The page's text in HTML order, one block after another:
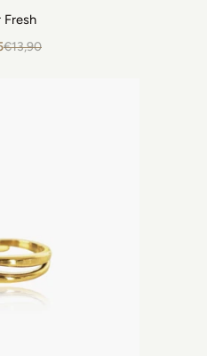
Fresh
€13,90